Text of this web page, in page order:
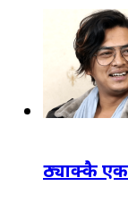
ठ्याक्कै